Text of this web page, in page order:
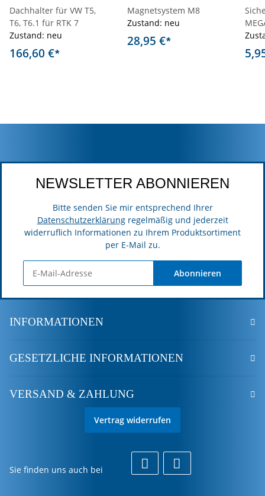
Dachhalter für VW T5,
T6, T6.1 für RTK 7
Zustand: neu
166,60 €*
Magnetsystem M8
Zustand: neu
28,95 €*
NEWSLETTER ABONNIEREN
Bitte senden Sie mir entsprechend Ihrer
Datenschutzerklärungregelmäßig und jederzeit
widerruflich Informationen zu Ihrem Produktsortiment
per E-Mail zu.
Abonnieren
INFORMATIONEN
GESETZLICHE INFORMATIONEN
VERSAND & ZAHLUNG
Vertrag widerrufen
Sie finden uns auch bei